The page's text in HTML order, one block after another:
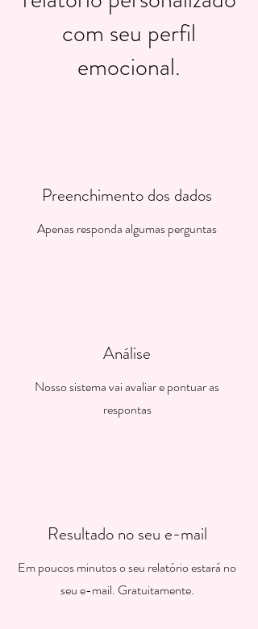
com seu perfil
emocional.
Preenchimento dos dados
Apenas responda algumas perguntas
Análise
Nosso sistema vai avaliar e pontuar as
respontas
Resultado no seu e-mail
Em poucos minutos o seu relatório estará no
seu e-mail. Gratuitamente.